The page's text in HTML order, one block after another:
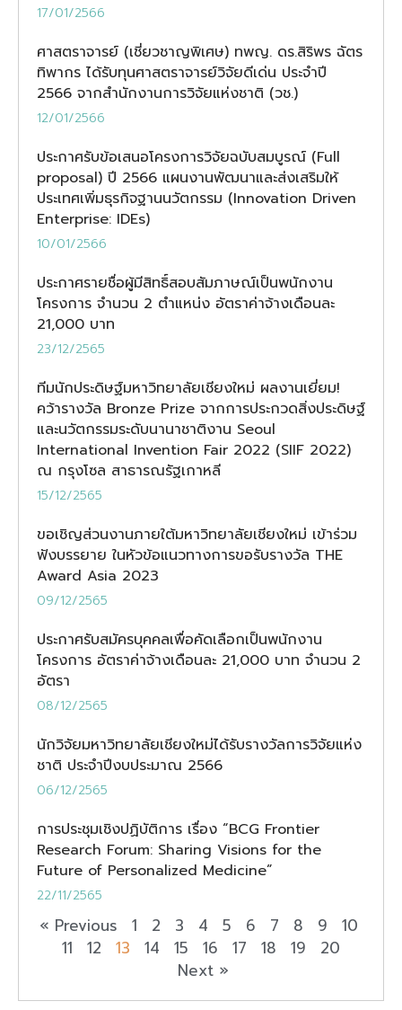
17/01/2566
ศาสตราจารย์ (เชี่ยวชาญพิเศษ) ทพญ. ดร.สิริพร ฉัตร
ทิพากร ได้รับทุนศาสตราจารย์วิจัยดีเด่น ประจำปี
2566 จากสำนักงานการวิจัยแห่งชาติ (วช.)
12/01/2566
ประกาศรับข้อเสนอโครงการวิจัยฉบับสมบูรณ์ (Full
proposal) ปี 2566 แผนงานพัฒนาและส่งเสริมให้
ประเทศเพิ่มธุรกิจฐานนวัตกรรม (Innovation Driven
Enterprise: IDEs)
10/01/2566
ประกาศรายชื่อผู้มีสิทธิ์สอบสัมภาษณ์เป็นพนักงาน
โครงการ จำนวน 2 ตำแหน่ง อัตราค่าจ้างเดือนละ
21,000 บาท
23/12/2565
ทีมนักประดิษฐ์มหาวิทยาลัยเชียงใหม่ ผลงานเยี่ยม!
คว้ารางวัล Bronze Prize จากการประกวดสิ่งประดิษฐ์
และนวัตกรรมระดับนานาชาติงาน Seoul
International Invention Fair 2022 (SIIF 2022)
ณ กรุงโซล สาธารณรัฐเกาหลี
15/12/2565
ขอเชิญส่วนงานภายใต้มหาวิทยาลัยเชียงใหม่ เข้าร่วม
ฟังบรรยาย ในหัวข้อแนวทางการขอรับรางวัล THE
Award Asia 2023
09/12/2565
ประกาศรับสมัครบุคคลเพื่อคัดเลือกเป็นพนักงาน
โครงการ อัตราค่าจ้างเดือนละ 21,000 บาท จำนวน 2
อัตรา
08/12/2565
นักวิจัยมหาวิทยาลัยเชียงใหม่ได้รับรางวัลการวิจัยแห่ง
ชาติ ประจำปีงบประมาณ 2566
06/12/2565
การประชุมเชิงปฏิบัติการ เรื่อง “BCG Frontier
Research Forum: Sharing Visions for the
Future of Personalized Medicine”
22/11/2565
« Previous 1 2 3 4 5 6 7 8 9
10
11
12 13 14 15 16 17 18 19
20
Next »